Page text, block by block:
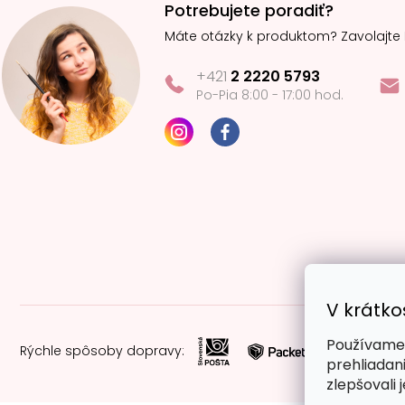
V
zlepšovali
Potrebujete poradiť?
Máte otázky k produktom? Zavolajte
+421 2 2220 5793
Po-Pia 8:00 - 17:00 hod.
Rýchle spôsoby dopravy: